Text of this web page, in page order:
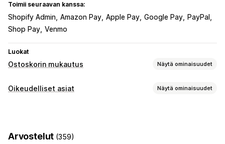
Toimii seuraavan kanssa:
Shopify Admin Amazon Pay Apple Pay Google Pay
PayPal
Shop Pay Venmo
Luokat
Ostoskorin mukautus Näytä ominaisuudet
Ostoskorin näkymä
Oikeudelliset asiat Näytä ominaisuudet
Arvostelut (359)